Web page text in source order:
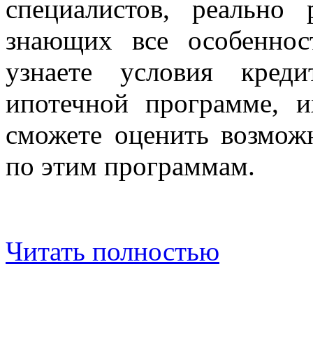
специалистов,
знающих все
узнаете условия
ипотечной
сможете оценить
по этим программам.
Читать полностью